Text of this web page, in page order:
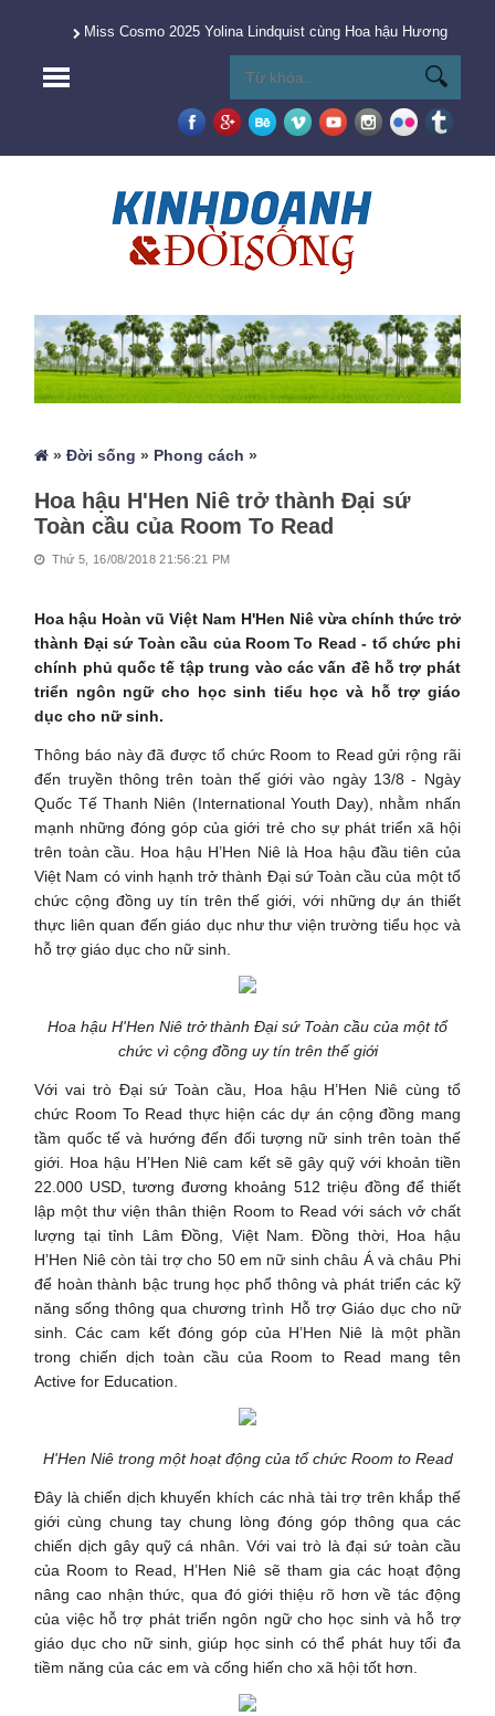
Miss Cosmo 2025 Yolina Lindquist cùng Hoa hậu Hương
»Đời sống » Phong cách »
Hoa hậu H'Hen Niê trở thành Đại sứ
Toàn cầu của Room To Read
Thứ 5, 16/08/2018 21:56:21 PM
Hoa hậu Hoàn vũ Việt Nam H'Hen Niê vừa chính thức trở
thành Đại sứ Toàn cầu của Room To Read - tổ chức phi
chính phủ quốc tế tập trung vào các vấn đề hỗ trợ phát
triển ngôn ngữ cho học sinh tiểu học và hỗ trợ giáo
dục cho nữ sinh.
Thông báo này đã được tổ chức Room to Read gửi rộng rãi
đến truyền thông trên toàn thế giới vào ngày 13/8 - Ngày
Quốc Tế Thanh Niên (International Youth Day), nhằm nhấn
mạnh những đóng góp của giới trẻ cho sự phát triển xã hội
trên toàn cầu. Hoa hậu H’Hen Niê là Hoa hậu đầu tiên của
Việt Nam có vinh hạnh trở thành Đại sứ Toàn cầu của một tổ
chức cộng đồng uy tín trên thế giới, với những dự án thiết
thực liên quan đến giáo dục như thư viện trường tiểu học và
hỗ trợ giáo dục cho nữ sinh.
Hoa hậu H'Hen Niê trở thành Đại sứ Toàn cầu của một tổ
chức vì cộng đồng uy tín trên thế giới
Với vai trò Đại sứ Toàn cầu, Hoa hậu H’Hen Niê cùng tổ
chức Room To Read thực hiện các dự án cộng đồng mang
tầm quốc tế và hướng đến đối tượng nữ sinh trên toàn thế
giới. Hoa hậu H’Hen Niê cam kết sẽ gây quỹ với khoản tiền
22.000 USD, tương đương khoảng 512 triệu đồng để thiết
lập một thư viện thân thiện Room to Read với sách vở chất
lượng tại tỉnh Lâm Đồng, Việt Nam. Đồng thời, Hoa hậu
H’Hen Niê còn tài trợ cho 50 em nữ sinh châu Á và châu Phi
để hoàn thành bậc trung học phổ thông và phát triển các kỹ
năng sống thông qua chương trình Hỗ trợ Giáo dục cho nữ
sinh. Các cam kết đóng góp của H’Hen Niê là một phần
trong chiến dịch toàn cầu của Room to Read mang tên
Active for Education.
H'Hen Niê trong một hoạt động của tổ chức Room to Read
Đây là chiến dịch khuyến khích các nhà tài trợ trên khắp thế
giới cùng chung tay chung lòng đóng góp thông qua các
chiến dịch gây quỹ cá nhân. Với vai trò là đại sứ toàn cầu
của Room to Read, H’Hen Niê sẽ tham gia các hoạt động
nâng cao nhận thức, qua đó giới thiệu rõ hơn về tác động
của việc hỗ trợ phát triển ngôn ngữ cho học sinh và hỗ trợ
giáo dục cho nữ sinh, giúp học sinh có thể phát huy tối đa
tiềm năng của các em và cống hiến cho xã hội tốt hơn.